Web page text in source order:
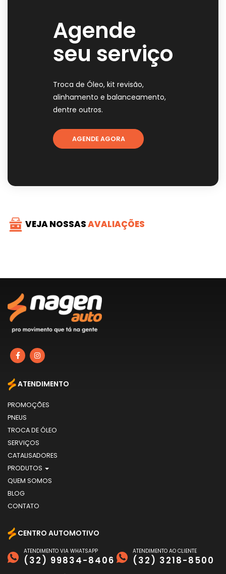
Agende
seu serviço
Troca de Óleo, kit revisão,
alinhamento e balanceamento,
dentre outros.
AGENDE AGORA
VEJA NOSSASAVALIAÇÕES
ATENDIMENTO
PROMOÇÕES
PNEUS
TROCA DE ÓLEO
SERVIÇOS
CATALISADORES
PRODUTOS
QUEM SOMOS
BLOG
CONTATO
CENTRO AUTOMOTIVO
ATENDIMENTO VIA WHATSAPP
(32) 99834-8406
ATENDIMENTO AO CLIENTE
(32) 3218-8500